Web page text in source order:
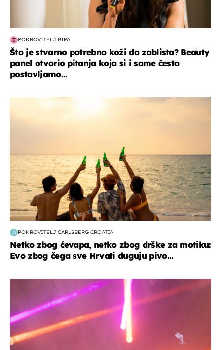
POKROVITELJ BIPA
Što je stvarno potrebno koži da zablista? Beauty
panel otvorio pitanja koja si i same često
postavljamo...
POKROVITELJ CARLSBERG CROATIA
Netko zbog ćevapa, netko zbog drške za motiku:
Evo zbog čega sve Hrvati duguju pivo...